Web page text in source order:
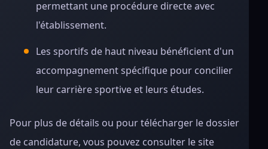
permettant une procédure directe avec
l'établissement.
Les sportifs de haut niveau bénéficient d'un
accompagnement spécifique pour concilier
leur carrière sportive et leurs études.
Pour plus de détails ou pour télécharger le dossier
de candidature, vous pouvez consulter le site